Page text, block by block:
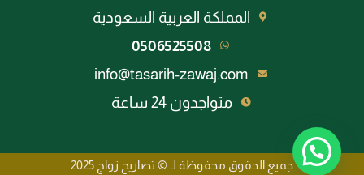
المملكة العربية السعودية
0506525508
info@tasarih-zawaj.com
متواجدون 24 ساعة
جميع الحقوق محفوظة لـ © تصاريح زواج 2025